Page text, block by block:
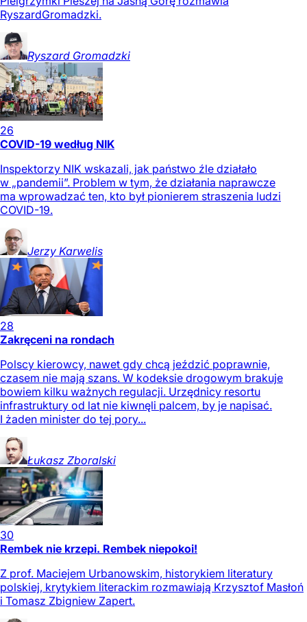
RyszardGromadzki.
Ryszard Gromadzki
26
COVID-19 według NIK
Inspektorzy NIK wskazali, jak państwo źle działało
w „pandemii”. Problem w tym, że działania naprawcze
ma wprowadzać ten, kto był pionierem straszenia ludzi
COVID-19.
Jerzy Karwelis
28
Zakręceni na rondach
Polscy kierowcy, nawet gdy chcą jeździć poprawnie,
czasem nie mają szans. W kodeksie drogowym brakuje
bowiem kilku ważnych regulacji. Urzędnicy resortu
infrastruktury od lat nie kiwnęli palcem, by je napisać.
I żaden minister do tej pory...
Łukasz Zboralski
30
Rembek nie krzepi. Rembek niepokoi!
Z prof. Maciejem Urbanowskim, historykiem literatury
polskiej, krytykiem literackim rozmawiają Krzysztof Masłoń
i Tomasz Zbigniew Zapert.